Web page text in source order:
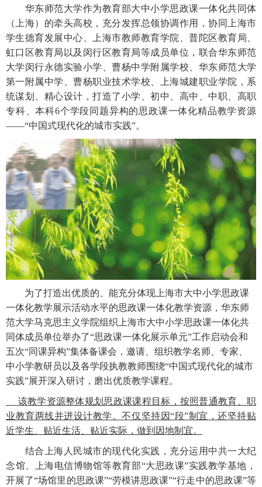
华东师范大学作为教育部大中小学思政课一体化共同体
（上海）的牵头高校，充分发挥总领协调作用，协同上海市
学生德育发展中心、上海市教师教育学院、普陀区教育局、
虹口区教育局以及闵行区教育局等成员单位，联合华东师范
大学闵行永德实验小学、曹杨中学附属学校、华东师范大学
第一附属中学、曹杨职业技术学校、上海城建职业学院，系
统谋划、精心设计，打造了小学、初中、高中、中职、高职
专科、本科6个学段同题异构的思政课一体化精品教学资源
——“中国式现代化的城市实践”。
为了打造出优质的、能充分体现上海市大中小学思政课
一体化教学展示活动水平的思政课一体化教学资源，华东师
范大学马克思主义学院组织上海市大中小学思政课一体化共
同体成员单位举办了“思政课一体化展示单元”工作启动会和
五次“同课异构”集体备课会，邀请、组织教学名师、专家、
中小学教研员以及各学段执教教师围绕“中国式现代化的城市
实践”展开深入研讨，磨出优质教学课程。
该教学资源整体规划思政课课程目标，按照普通教育、职
业教育两线并进设计教学。不仅坚持因“段”制宜，还坚持贴
近学生、贴近生活、贴近实际，做到因地制宜。
结合上海人民城市的现代化实践，充分运用中共一大纪
念馆、上海电信博物馆等教育部“大思政课”实践教学基地，
开展了“场馆里的思政课”“劳模讲思政课”“行走中的思政课”等